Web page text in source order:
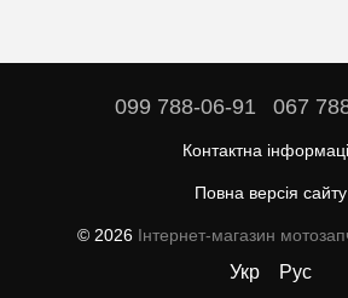
099 788-06-91 067
Контактна
Повна версія сайту
© 2026 Інтернет-магазин
Укр Рус